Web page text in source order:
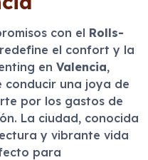
con el Rolls-
redefine el confort y la
en Valencia,
una joya de
por los gastos de
La ciudad, conocida
y vibrante vida
para